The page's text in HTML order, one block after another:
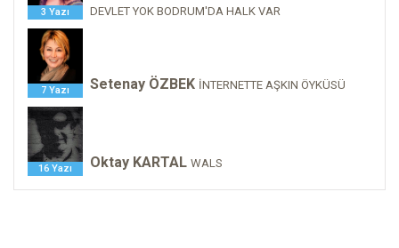
3 Yazı DEVLET YOK BODRUM'DA HALK VAR
7 Yazı Setenay ÖZBEK İNTERNETTE AŞKIN ÖYKÜSÜ
16 Yazı Oktay KARTAL WALS